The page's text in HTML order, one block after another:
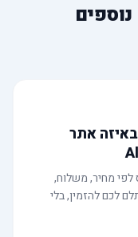
אתר
לפי מחיר, משלוח,
לכם להזמין, בלי